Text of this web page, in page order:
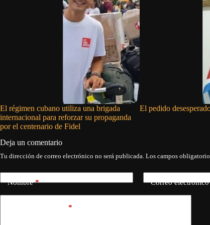
El régimen cubano utiliza una brigada
internacional para reforzar su propaganda
por el centenario de Fidel
El pedido
Deja un comentario
Tu dirección de correo electrónico no será publicada. Los campos
Nombre* Correo electrónico
*